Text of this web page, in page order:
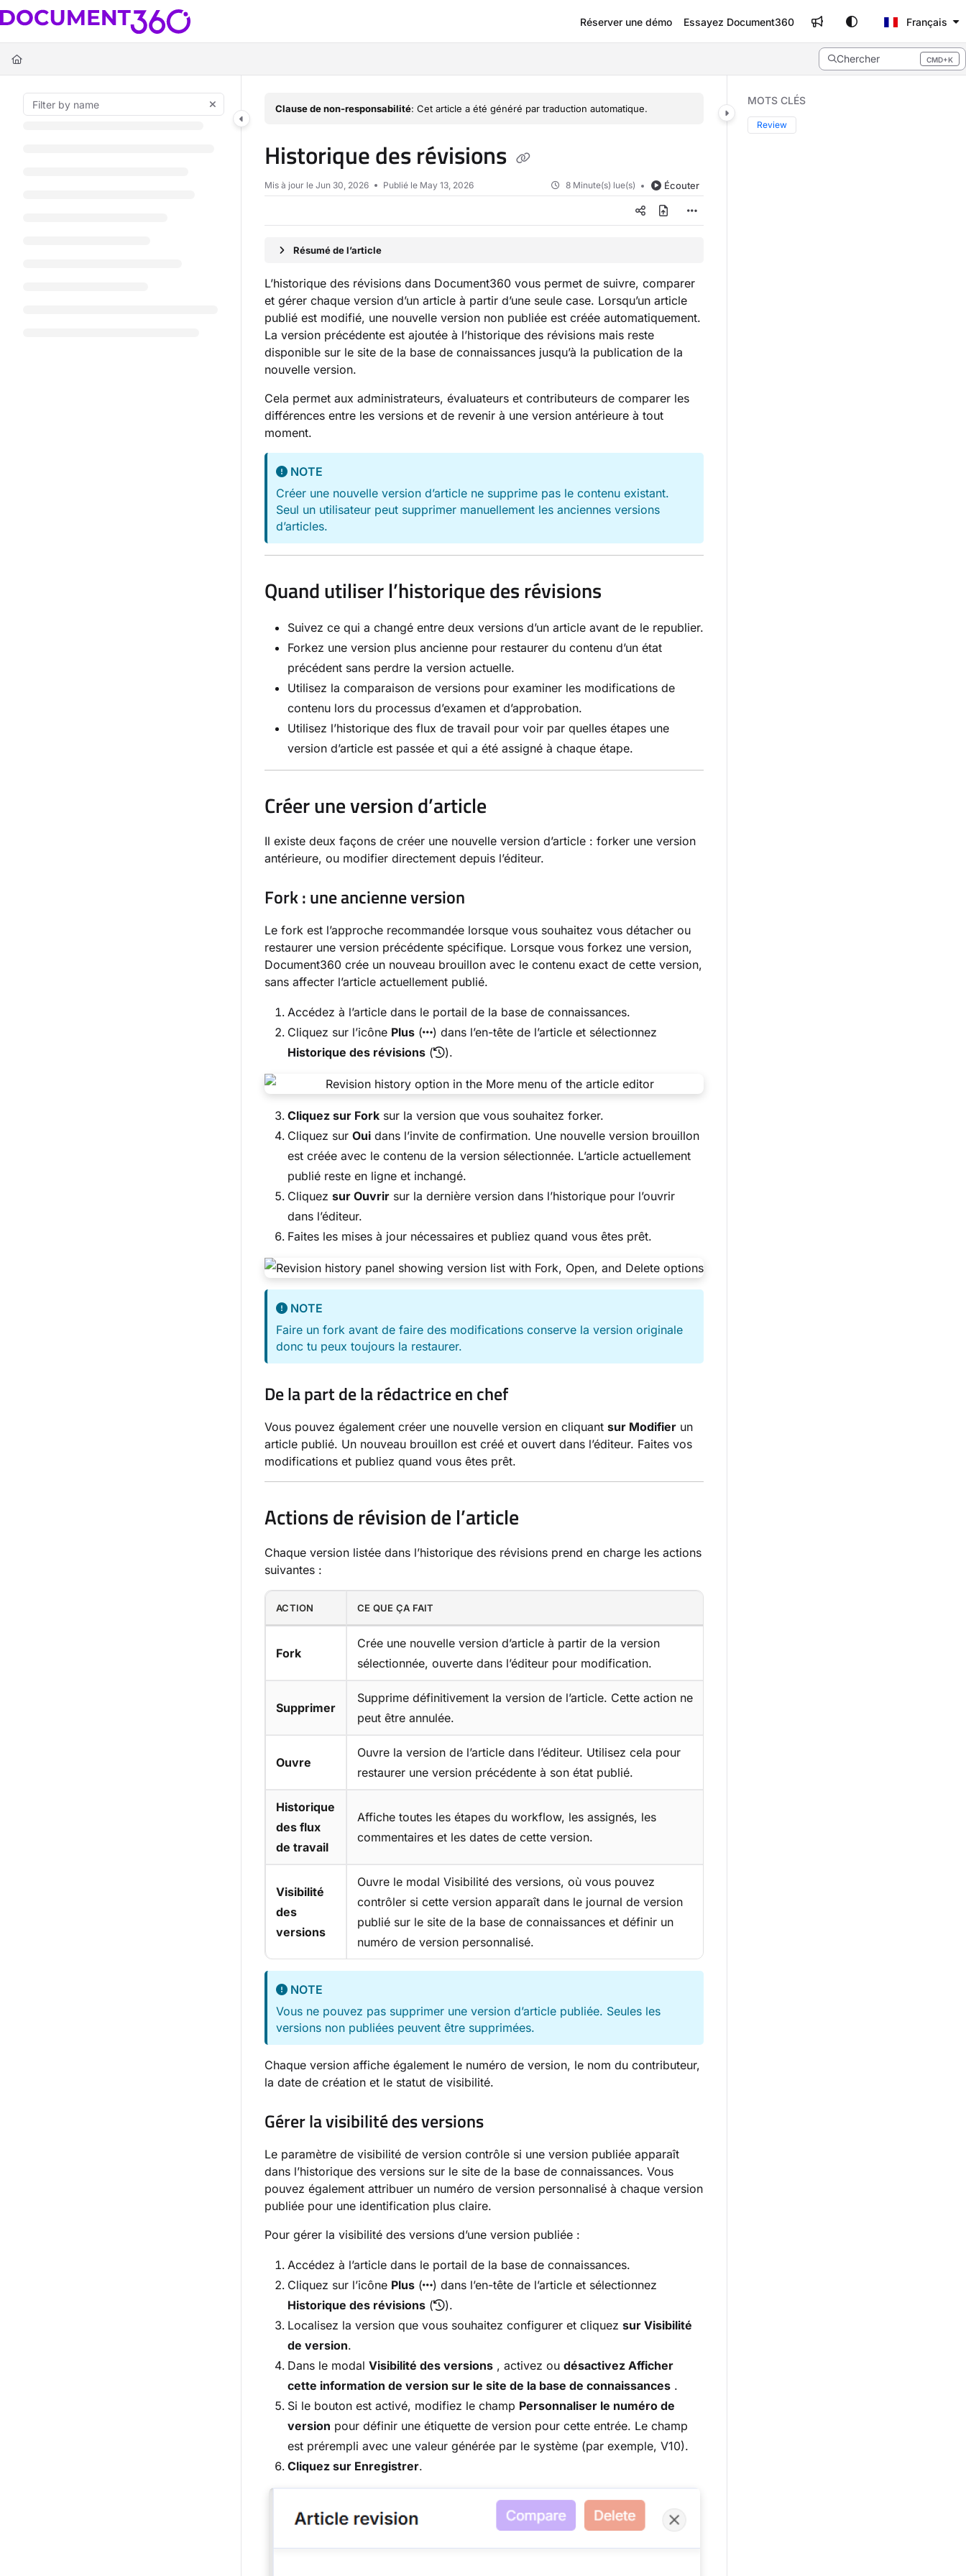
Documentation Index
Fetch the complete documentation index at:
Use this file to discover all available pages before exploring further.
Réserver une démo Essayez Document360 Français
Chercher CMD+K
Press CMD+K to open search
Clause de non-responsabilité: Cet article a été généré par traduction automatique.
Historique des révisions
Mis à jour le Jun 30, 2026 Publié le May 13, 2026 8 Minute(s) lue(s) Écouter
Résumé de l’article
L’historique des révisions dans Document360 vous permet de suivre, comparer
et gérer chaque version d’un article à partir d’une seule case. Lorsqu’un article
publié est modifié, une nouvelle version non publiée est créée automatiquement.
La version précédente est ajoutée à l’historique des révisions mais reste
disponible sur le site de la base de connaissances jusqu’à la publication de la
nouvelle version.
Cela permet aux administrateurs, évaluateurs et contributeurs de comparer les
différences entre les versions et de revenir à une version antérieure à tout
moment.
NOTE
Créer une nouvelle version d’article ne supprime pas le contenu existant.
Seul un utilisateur peut supprimer manuellement les anciennes versions
d’articles.
Quand utiliser l’historique des révisions
Suivez ce qui a changé entre deux versions d’un article avant de le republier.
Forkez une version plus ancienne pour restaurer du contenu d’un état
précédent sans perdre la version actuelle.
Utilisez la comparaison de versions pour examiner les modifications de
contenu lors du processus d’examen et d’approbation.
Utilisez l’historique des flux de travail pour voir par quelles étapes une
version d’article est passée et qui a été assigné à chaque étape.
Créer une version d’article
Il existe deux façons de créer une nouvelle version d’article : forker une version
antérieure, ou modifier directement depuis l’éditeur.
Fork : une ancienne version
Le fork est l’approche recommandée lorsque vous souhaitez vous détacher ou
restaurer une version précédente spécifique. Lorsque vous forkez une version,
Document360 crée un nouveau brouillon avec le contenu exact de cette version,
sans affecter l’article actuellement publié.
Accédez à l’article dans le portail de la base de connaissances.
Cliquez sur l’icône Plus (
) dans l’en-tête de l’article et sélectionnez
Historique des révisions ( ).
Cliquez sur Fork sur la version que vous souhaitez forker.
Cliquez sur Oui dans l’invite de confirmation. Une nouvelle version brouillon
est créée avec le contenu de la version sélectionnée. L’article actuellement
publié reste en ligne et inchangé.
Cliquez sur Ouvrir sur la dernière version dans l’historique pour l’ouvrir
dans l’éditeur.
Faites les mises à jour nécessaires et publiez quand vous êtes prêt.
NOTE
Faire un fork avant de faire des modifications conserve la version originale
donc tu peux toujours la restaurer.
De la part de la rédactrice en chef
Vous pouvez également créer une nouvelle version en cliquant sur Modifier un
article publié. Un nouveau brouillon est créé et ouvert dans l’éditeur. Faites vos
modifications et publiez quand vous êtes prêt.
Actions de révision de l’article
Chaque version listée dans l’historique des révisions prend en charge les actions
suivantes :
ACTION CE QUE ÇA FAIT
Fork
Crée une nouvelle version d’article à partir de la version
sélectionnée, ouverte dans l’éditeur pour modification.
Supprimer
Supprime définitivement la version de l’article. Cette action ne
peut être annulée.
Ouvre
Ouvre la version de l’article dans l’éditeur. Utilisez cela pour
restaurer une version précédente à son état publié.
Historique
des flux
de travail
Affiche toutes les étapes du workflow, les assignés, les
commentaires et les dates de cette version.
Visibilité
des
versions
Ouvre le modal Visibilité des versions, où vous pouvez
contrôler si cette version apparaît dans le journal de version
publié sur le site de la base de connaissances et définir un
numéro de version personnalisé.
NOTE
Vous ne pouvez pas supprimer une version d’article publiée. Seules les
versions non publiées peuvent être supprimées.
Chaque version affiche également le numéro de version, le nom du contributeur,
la date de création et le statut de visibilité.
Gérer la visibilité des versions
Le paramètre de visibilité de version contrôle si une version publiée apparaît
dans l’historique des versions sur le site de la base de connaissances. Vous
pouvez également attribuer un numéro de version personnalisé à chaque version
publiée pour une identification plus claire.
Pour gérer la visibilité des versions d’une version publiée :
Accédez à l’article dans le portail de la base de connaissances.
Cliquez sur l’icône Plus (
) dans l’en-tête de l’article et sélectionnez
Historique des révisions (
).
Localisez la version que vous souhaitez configurer et cliquez sur Visibilité
de version.
Dans le modal Visibilité des versions , activez ou désactivez Afficher
cette information de version sur le site de la base de connaissances .
Si le bouton est activé, modifiez le champ Personnaliser le numéro de
version pour définir une étiquette de version pour cette entrée. Le champ
est prérempli avec une valeur générée par le système (par exemple, V10).
Cliquez sur Enregistrer.
MOTS CLÉS
Review